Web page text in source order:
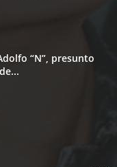
“N”, presunto